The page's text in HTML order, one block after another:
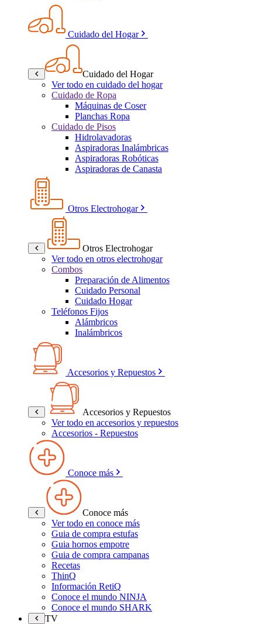
Cuidado del Hogar
Cuidado del Hogar
Ver todo en cuidado del hogar
Cuidado de Ropa
Máquinas de Coser
Planchas Ropa
Cuidado de Pisos
Hidrolavadoras
Aspiradoras Inalámbricas
Aspiradoras Robóticas
Aspiradoras de Canasta
Otros Electrohogar
Otros Electrohogar
Ver todo en otros electrohogar
Combos
Preparación de Alimentos
Cuidado Personal
Cuidado Hogar
Teléfonos Fijos
Alámbricos
Inalámbricos
Accesorios y Repuestos
Accesorios y Repuestos
Ver todo en accesorios y repuestos
Accesorios - Repuestos
Conoce más
Conoce más
Ver todo en conoce más
Guia de compra estufas
Guia hornos empotre
Guia de compra campanas
Recetas
ThinQ
Información RetiQ
Conoce el mundo NINJA
Conoce el mundo SHARK
TV